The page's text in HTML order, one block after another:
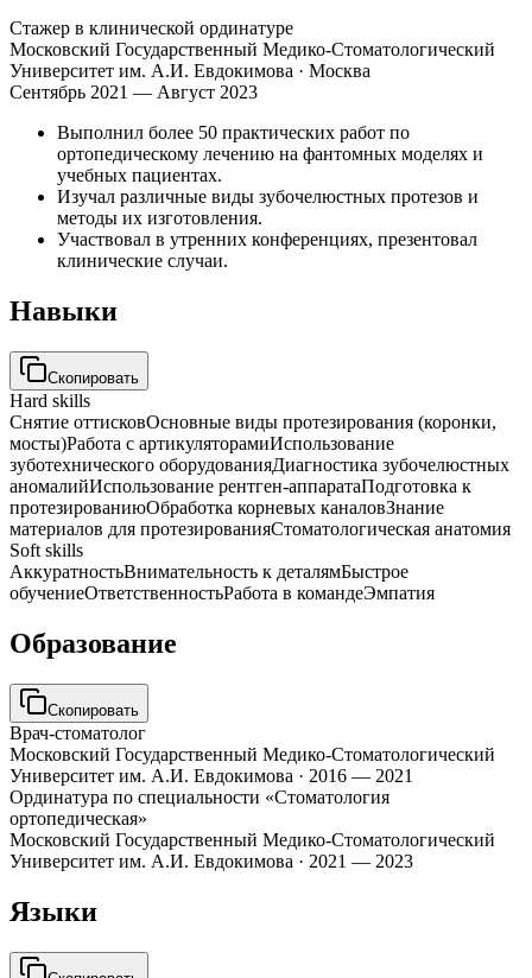
Стажер в клинической ординатуре
Московский Государственный Медико-Стоматологический
Университет им. А.И. Евдокимова · Москва
Сентябрь 2021 — Август 2023
Выполнил более 50 практических работ по
ортопедическому лечению на фантомных моделях и
учебных пациентах.
Изучал различные виды зубочелюстных протезов и
методы их изготовления.
Участвовал в утренних конференциях, презентовал
клинические случаи.
Навыки
Скопировать
Hard skills
Снятие оттисковОсновные виды протезирования (коронки,
мосты)Работа с артикуляторамиИспользование
зуботехнического оборудованияДиагностика зубочелюстных
аномалийИспользование рентген-аппаратаПодготовка к
протезированиюОбработка корневых каналовЗнание
материалов для протезированияСтоматологическая анатомия
Soft skills
АккуратностьВнимательность к деталямБыстрое
обучениеОтветственностьРабота в командеЭмпатия
Образование
Скопировать
Врач-стоматолог
Московский Государственный Медико-Стоматологический
Университет им. А.И. Евдокимова · 2016 — 2021
Ординатура по специальности «Стоматология
ортопедическая»
Московский Государственный Медико-Стоматологический
Университет им. А.И. Евдокимова · 2021 — 2023
Языки